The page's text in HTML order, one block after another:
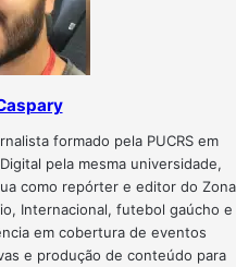
formado pela PUCRS em
pela mesma universidade,
como repórter e editor do Zona
Internacional, futebol gaúcho e
em cobertura de eventos
e produção de conteúdo para